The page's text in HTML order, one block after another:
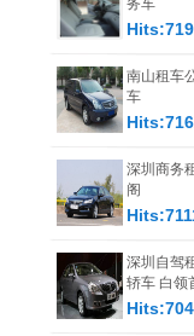
务车
南山租车
车
深圳商务
阁
深圳自驾
轿车 白领